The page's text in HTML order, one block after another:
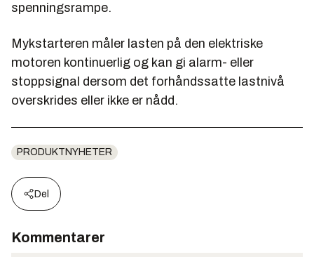
spenningsrampe.
Mykstarteren måler lasten på den elektriske
motoren kontinuerlig og kan gi alarm- eller
stoppsignal dersom det forhåndssatte lastnivå
overskrides eller ikke er nådd.
PRODUKTNYHETER
Del
Kommentarer